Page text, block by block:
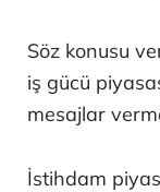
Söz konusu
iş gücü
mesajlar
İstihdam